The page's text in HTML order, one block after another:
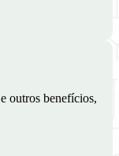
outros benefícios,